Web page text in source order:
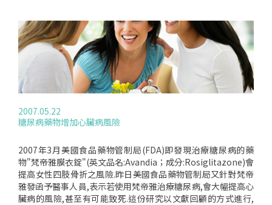
就有18％的女性因為不預期的出血而退出試驗；只是出血的狀
況會隨著用藥的時間越久而逐漸減輕,其中59％的女性在用藥一
年後,出血的狀況才完全停止.此外,在FDA的一次簡報中,藥物評
估與研究中心(CDER)的研究員ScottMonroe表示,在2,400人的
臨床試驗中,有近一半的女性因為出血的狀況而停止用藥,剩下完
成試驗的女性中,只有30％-35％的女性沒有出血的情形,而不預
般月經週期的狀況其實是類似的.FDA表示,醫師在衡量過女性的
狀況後,若其停止月經的益處大於避孕藥造成的出血副作用時,才
其他的避孕藥沒有太大差別,因此,Lybrel也會有其他避孕藥的風
險,例如,血栓塞、心臟病、中風的風險會增加,若吸菸的話,風險
則會更高；而且,使用Lybrel之後月經就會停止,使女性很難確認
是否有懷孕；雖然Lybrel是避孕藥,理論上服用後應不會懷孕,但
是,有專家指出,女性若有懷孕的症狀或懷疑自己有可能會懷孕,
2007.05.22
糖尿病藥物增加心臟病風險
2007年3月美國食品藥物管制局(FDA)即發現治療糖尿病的藥
物"梵帝雅膜衣錠"(英文品名:Avandia；成分:Rosiglitazone)會
提高女性四肢骨折之風險.昨日美國食品藥物管制局又針對梵帝
雅發函予醫事人員,表示若使用梵帝雅治療糖尿病,會大幅提高心
臟病的風險,甚至有可能致死.這份研究以文獻回顧的方式進行,